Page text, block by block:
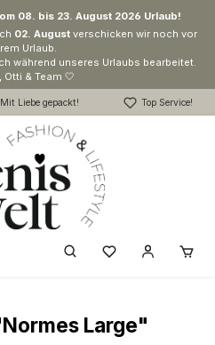
08. bis 23. August 2026 Urlaub!
02. August verschicken wir noch vor
Urlaub.
während unseres Urlaubs bearbeitet.
Otti & Team 🤍
Mit Liebe gepackt! Top Service!
Du hast 0
Large"